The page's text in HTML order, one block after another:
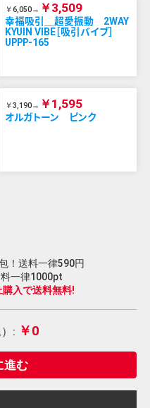
￥6,050→ ￥3,509
幸福吸引＿超愛振動 2WAY
KYUIN VIBE［吸引バイブ］
UPPP-165
￥3,190→ ￥1,595
オルガトーン ピンク
！送料一律590円
一律1000pt
入で送料無料!
: ￥0
進む